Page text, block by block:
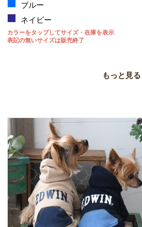
ブルー
ネイビー
カラーをタップしてサイズ・在庫を表示
表記の無いサイズは販売終了
もっと見る